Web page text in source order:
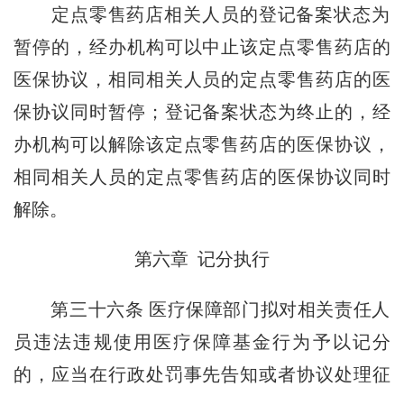
定点零售药店相关人员的登记备案状态为
暂停的，经办机构可以中止该定点零售药店的
医保协议，相同相关人员的定点零售药店的医
保协议同时暂停；登记备案状态为终止的，经
办机构可以解除该定点零售药店的医保协议，
相同相关人员的定点零售药店的医保协议同时
解除。
第六章 记分执行
第三十六条 医疗保障部门拟对相关责任人
员违法违规使用医疗保障基金行为予以记分
的，应当在行政处罚事先告知或者协议处理征